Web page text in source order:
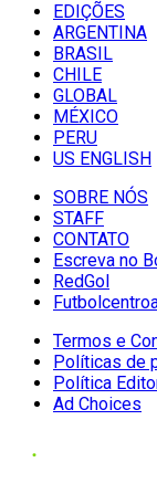
EDIÇÕES
ARGENTINA
BRASIL
CHILE
GLOBAL
MÉXICO
PERU
US ENGLISH
SOBRE NÓS
STAFF
CONTATO
Escreva no
RedGol
Termos e
Políticas de
Política
Ad Choices